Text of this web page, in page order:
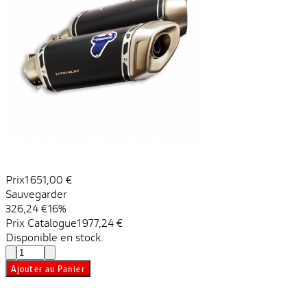
Prix1 651,00 €
Sauvegarder
326,24 €16%
Prix ​​Catalogue1 977,24 €
Disponible en stock.
Ajouter au Panier